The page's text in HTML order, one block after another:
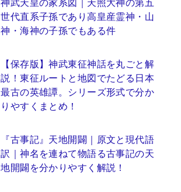
世代直系子孫であり高皇産霊神・山
神・海神の子孫でもある件
【保存版】神武東征神話を丸ごと解
説！東征ルートと地図でたどる日本
最古の英雄譚。シリーズ形式で分か
りやすくまとめ！
『古事記』天地開闢｜原文と現代語
訳｜神名を連ねて物語る古事記の天
地開闢を分かりやすく解説！